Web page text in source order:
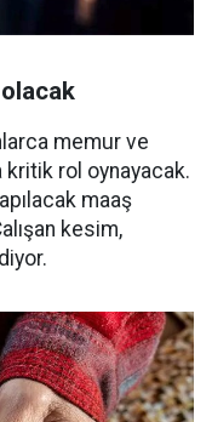
memur ve
kritik rol oynayacak.
maaş
kesim,